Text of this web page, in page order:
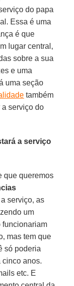
do papa
Essa é uma
é que
lugar central,
sobre a sua
e uma
uma seção
também
a serviço do
a serviço
que queremos
serviço, as
um
funcionariam
mas tem que
só poderia
cinco anos.
etc. E